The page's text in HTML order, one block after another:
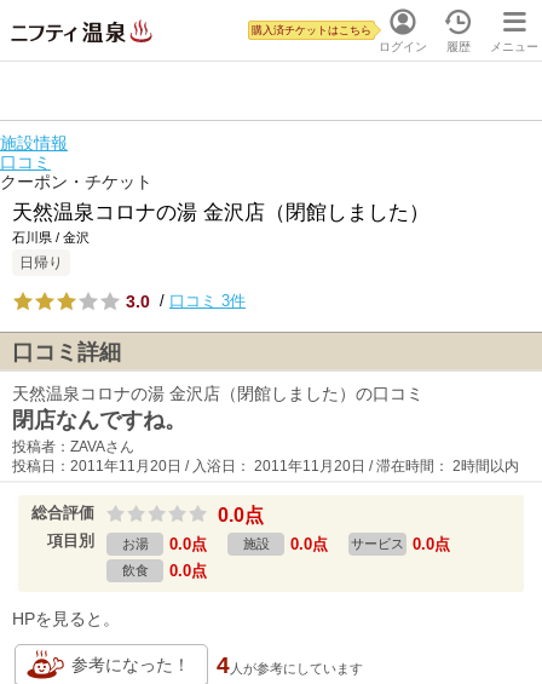
ログイン
購入済チケットはこちら
履歴 メニュー
施設情報
口コミ
クーポン・チケット
天然温泉コロナの湯 金沢店（閉館しました）
石川県 / 金沢
日帰り
3.0 / 口コミ 3件
口コミ詳細
天然温泉コロナの湯 金沢店（閉館しました）の口コミ
閉店なんですね。
投稿者：ZAVAさん
投稿日：2011年11月20日 / 入浴日： 2011年11月20日 / 滞在時間： 2時間以内
総合評価 0.0点
項目別 お湯 0.0点 施設 0.0点 サービス 0.0点
飲食 0.0点
HPを見ると。
参考になった！ 4人が参考にしています